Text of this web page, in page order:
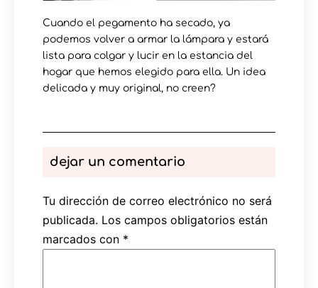
Cuando el pegamento ha secado, ya
podemos volver a armar la lámpara y estará
lista para colgar y lucir en la estancia del
hogar que hemos elegido para ella. Un idea
delicada y muy original, no creen?
dejar un comentario
Tu dirección de correo electrónico no será
publicada. Los campos obligatorios están
marcados con *